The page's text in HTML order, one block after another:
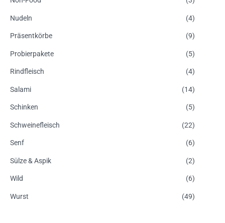
Nudeln (4)
Präsentkörbe (9)
Probierpakete (5)
Rindfleisch (4)
Salami (14)
Schinken (5)
Schweinefleisch (22)
Senf (6)
Sülze & Aspik (2)
Wild (6)
Wurst (49)